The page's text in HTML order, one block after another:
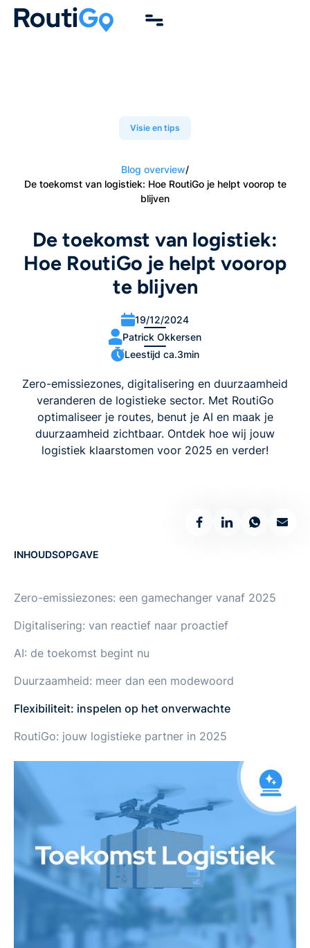
Visie en tips
Blog overview/
De toekomst van logistiek: Hoe RoutiGo je helpt voorop te
blijven
De toekomst van logistiek:
Hoe RoutiGo je helpt voorop
te blijven
19/12/2024
Patrick Okkersen
Leestijd ca.3min
Zero-emissiezones, digitalisering en duurzaamheid
veranderen de logistieke sector. Met RoutiGo
optimaliseer je routes, benut je AI en maak je
duurzaamheid zichtbaar. Ontdek hoe wij jouw
logistiek klaarstomen voor 2025 en verder!
INHOUDSOPGAVE
Zero-emissiezones: een gamechanger vanaf 2025
Digitalisering: van reactief naar proactief
AI: de toekomst begint nu
Duurzaamheid: meer dan een modewoord
Flexibiliteit: inspelen op het onverwachte
RoutiGo: jouw logistieke partner in 2025